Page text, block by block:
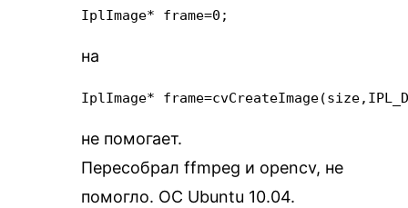
IplImage* frame=0;
на
IplImage*
не помогает.
Пересобрал ffmpeg и opencv, не
помогло. ОС Ubuntu 10.04.